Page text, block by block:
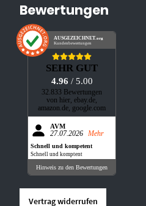
Bewertungen
AUSGEZEICHNET .org
Kundenbewertungen
SEHR GUT
4.96 / 5.00
32.833 Bewertungen
von hier, ebay.de,
amazon.de, google.com
AVM
27.07.2026 Mehr
Schnell und kompetent
Schnell und komptent
Hinweis zu den Bewertungen
Vertrag widerrufen